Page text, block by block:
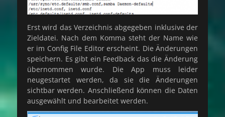
Erst wird das Verzeichnis abgegeben inklusive der
Zieldatei. Nach dem Komma steht der Name wie
er im Config File Editor erscheint. Die Änderungen
speichern. Es gibt ein Feedback das die Änderung
übernommen wurde. Die App muss leider
neugestartet werden, da sie die Änderungen
sichtbar werden. Anschließend können die Daten
ausgewählt und bearbeitet werden.